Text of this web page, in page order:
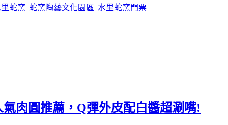
蛇窯 蛇窯陶藝文化園區 水里蛇窯門票
肉圓推薦，Q彈外皮配白醬超涮嘴!